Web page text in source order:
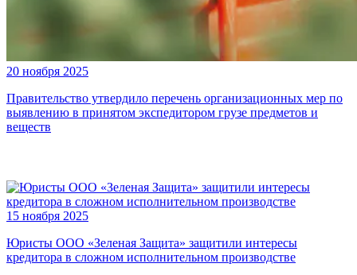
20 ноября 2025
Правительство утвердило перечень организационных мер по
выявлению в принятом экспедитором грузе предметов и
веществ
15 ноября 2025
Юристы ООО «Зеленая Защита» защитили интересы
кредитора в сложном исполнительном производстве